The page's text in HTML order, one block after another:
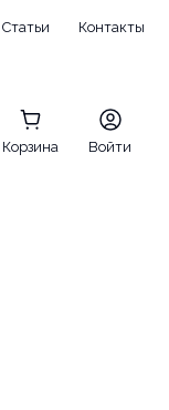
Статьи Контакты
Корзина Войти